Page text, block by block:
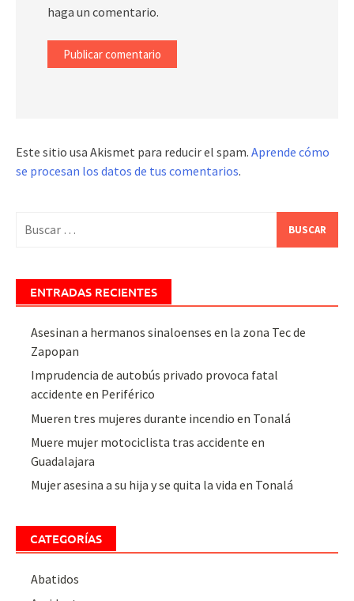
haga un comentario.
Este sitio usa Akismet para reducir el spam. Aprende cómo
se procesan los datos de tus comentarios.
ENTRADAS RECIENTES
Asesinan a hermanos sinaloenses en la zona Tec de
Zapopan
Imprudencia de autobús privado provoca fatal
accidente en Periférico
Mueren tres mujeres durante incendio en Tonalá
Muere mujer motociclista tras accidente en
Guadalajara
Mujer asesina a su hija y se quita la vida en Tonalá
CATEGORÍAS
Abatidos